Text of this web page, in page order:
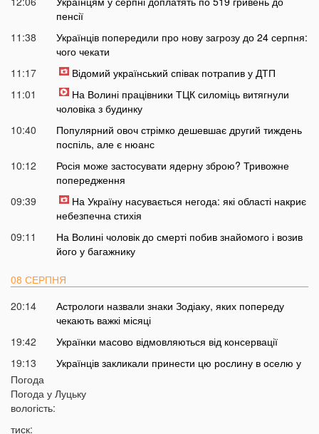
пенсії
11:38
Українців попередили про нову загрозу до 24 серпня:
чого чекати
11:17
Відомий український співак потрапив у ДТП
11:01
На Волині працівники ТЦК силоміць витягнули
чоловіка з будинку
10:40
Популярний овоч стрімко дешевшає другий тиждень
поспіль, але є нюанс
10:12
Росія може застосувати ядерну зброю? Тривожне
попередження
09:39
На Україну насувається негода: які області накриє
небезпечна стихія
09:11
На Волині чоловік до смерті побив знайомого і возив
його у багажнику
08 СЕРПНЯ
20:14
Астрологи назвали знаки Зодіаку, яких попереду
чекають важкі місяці
19:42
Українки масово відмовляються від консервації
19:13
Українців закликали принести цю рослину в оселю у
18:41
Мороз чи аномальне тепло: якою буде зима в Україні
Погода
Погода у Луцьку
вологість:
тиск: